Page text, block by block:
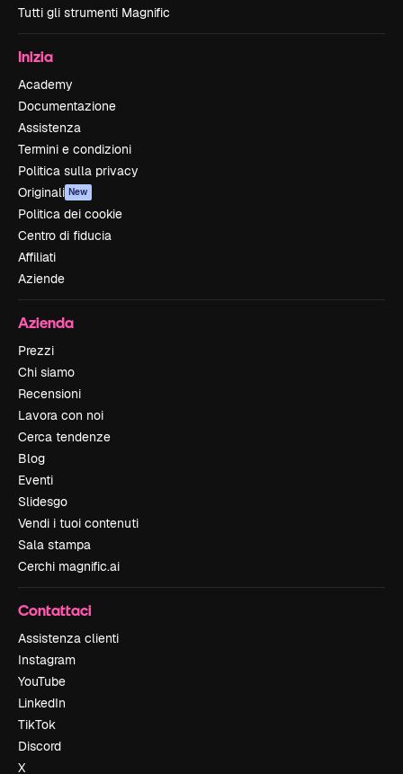
Tutti gli strumenti Magnific
Inizia
Academy
Documentazione
Assistenza
Termini e condizioni
Politica sulla privacy
Originali New
Politica dei cookie
Centro di fiducia
Affiliati
Aziende
Azienda
Prezzi
Chi siamo
Recensioni
Lavora con noi
Cerca tendenze
Blog
Eventi
Slidesgo
Vendi i tuoi contenuti
Sala stampa
Cerchi magnific.ai
Contattaci
Assistenza clienti
Instagram
YouTube
LinkedIn
TikTok
Discord
X